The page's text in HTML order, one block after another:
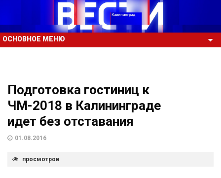
ОСНОВНОЕ МЕНЮ
Подготовка гостиниц к
ЧМ-2018 в Калининграде
идет без отставания
01.08.2016
просмотров